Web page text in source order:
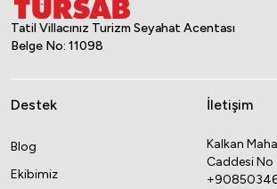
Tatil Villacınız Turizm Seyahat Acentası
Belge No: 11098
Destek
Blog
Ekibimiz
İletişim
Kalkan
Caddesi No